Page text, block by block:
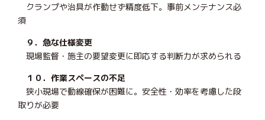
クランプや治具が作動せず精度低下。事前メンテナンス必
須
９．急な仕様変更
現場監督・施主の要望変更に即応する判断力が求められる
１０．作業スペースの不足
狭小現場で動線確保が困難に。安全性・効率を考慮した段
取りが必要